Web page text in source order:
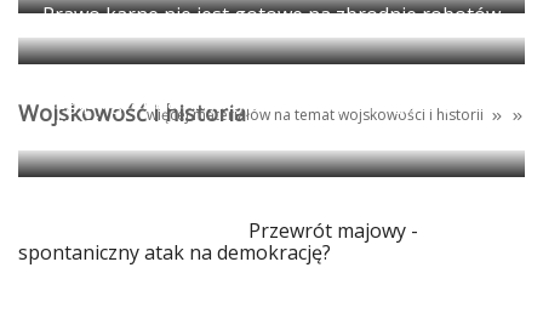
Prawo karne nie jest gotowe na zbrodnie robotów
Wojskowość i historia
więcej materiałów na tematwojskowości i historii
Egipt: granica między antyczną propagandą i
magią
Przewrót majowy -
spontaniczny atak na demokrację?